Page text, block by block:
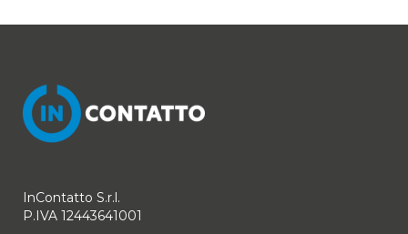
InContatto S.r.l.
P.IVA 12443641001